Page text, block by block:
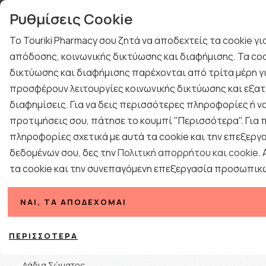
Τηλεφωνική
ΔΩΡΑ ΓΙΑ ΑΝΔΡΕΣ
ΠΡΟΤΑΣΕΙΣ ΔΩΡΩΝ
BLOG
ΕΠΟΧΙΑΚΑ ΦΑΡΜΑΚΕΙΟ ΓΥΝΑΙΚΑ ΑΝΔΡΑΣ
Κατηγορίες
Ρυθμίσεις Cookie
Το Touriki Pharmacy σου ζητά να αποδεχτείς τα cookie
απόδοσης, κοινωνικής δικτύωσης και διαφήμισης. Τα
δικτύωσης και διαφήμισης παρέχονται από τρίτα μέρη
προσφέρουν λειτουργίες κοινωνικής δικτύωσης και
διαφημίσεις. Για να δεις περισσότερες πληροφορίες ή
προτιμήσεις σου, πάτησε το κουμπί "Περισσότερα". Για
πληροφορίες σχετικά με αυτά τα cookie και την
δεδομένων σου, δες τηνΠολιτική απορρήτου και cookie.
τα cookie και την συνεπαγόμενη επεξεργασία
ΝΑΙ, ΤΑ ΑΠΟΔΈΧΟΜΑΙ
ΠΕΡΙΣΣΌΤΕΡΑ